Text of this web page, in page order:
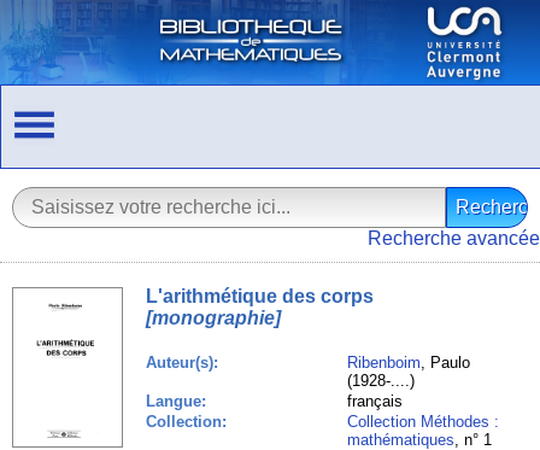
Recherche avancée
L'arithmétique des corps
[monographie]
Auteur(s): Ribenboim, Paulo
(1928-....)
Langue:
français
Collection:
Collection Méthodes :
mathématiques, n° 1